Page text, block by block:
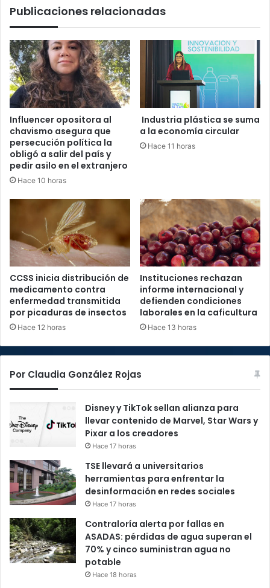
estudio
Publicaciones relacionadas
Influencer opositora al
chavismo asegura que
persecución política la
obligó a salir del país y
pedir asilo en el extranjero
Hace 10 horas
Industria plástica se suma
a la economía circular
Hace 11 horas
CCSS inicia distribución de
medicamento contra
enfermedad transmitida
por picaduras de insectos
Hace 12 horas
Instituciones rechazan
informe internacional y
defienden condiciones
laborales en la caficultura
Hace 13 horas
Por Claudia González Rojas
Disney y TikTok sellan alianza para
llevar contenido de Marvel, Star Wars y
Pixar a los creadores
Hace 17 horas
TSE llevará a universitarios
herramientas para enfrentar la
desinformación en redes sociales
Hace 17 horas
Contraloría alerta por fallas en
ASADAS: pérdidas de agua superan el
70% y cinco suministran agua no
potable
Hace 18 horas